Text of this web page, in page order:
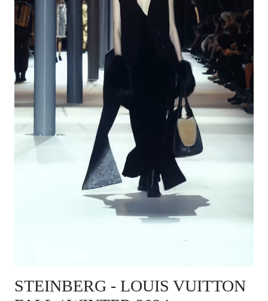
STEINBERG - LOUIS VUITTON